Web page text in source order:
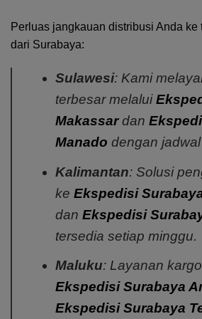
Perluas jangkauan distribusi Anda ke
dari Surabaya:
Sulawesi: Kami
terbesar melalui
Makassardan
Manado dengan jadwal
Kalimantan: Solusi
ke Ekspedisi
dan Ekspedisi
tersedia setiap minggu.
Maluku: Layanan
Ekspedisi Surabaya
Ekspedisi Surabaya